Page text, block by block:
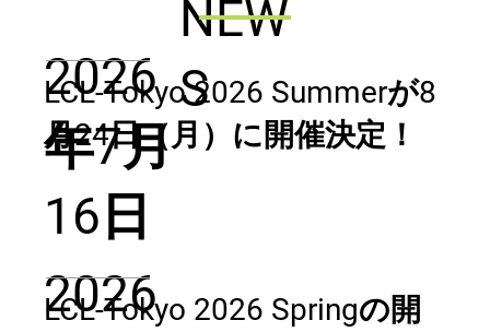
NEW
S
2026
年7月
16日
LCL-Tokyo 2026 Summerが8
月24日（月）に開催決定！
2026
LCL-Tokyo 2026 Springの開